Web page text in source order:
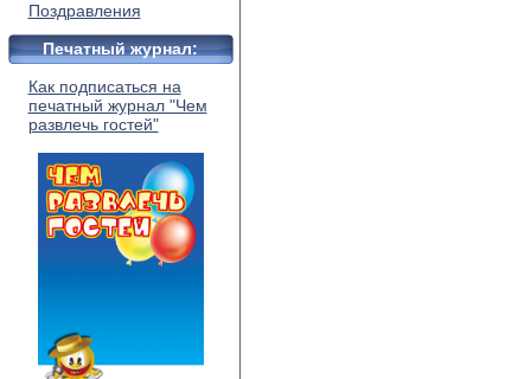
Поздравления
Печатный журнал:
Как подписаться на
печатный журнал "Чем
развлечь гостей"